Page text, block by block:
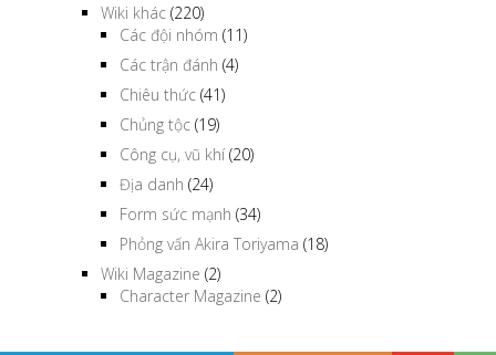
Wiki khác (220)
Các đội nhóm (11)
Các trận đánh (4)
Chiêu thức (41)
Chủng tộc (19)
Công cụ, vũ khí(20)
Địa danh (24)
Form sức mạnh (34)
Phỏng vấn Akira Toriyama (18)
Wiki Magazine (2)
Character Magazine (2)